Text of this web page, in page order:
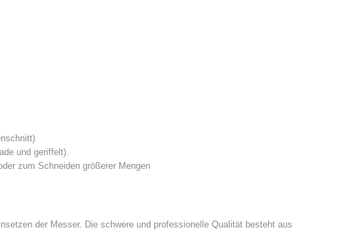
und geriffelt).
zum Schneiden größerer Mengen
der Messer. Die schwere und professionelle Qualität besteht aus